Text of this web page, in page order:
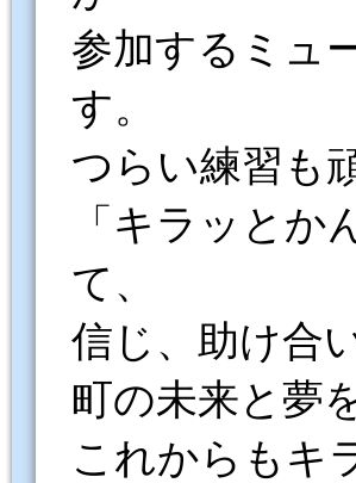
参加するミュ
す。
つらい練習も
「キラッと
て、
信じ、助け合
町の未来と夢
これからもキ